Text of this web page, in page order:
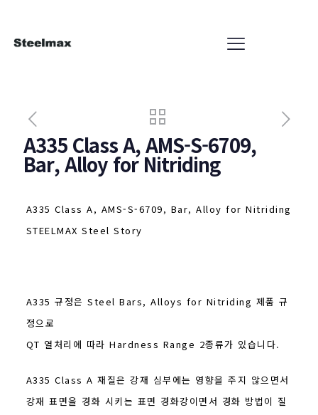
A335 Class A, AMS-S-6709,
Bar, Alloy for Nitriding
A335 Class A, AMS-S-6709, Bar, Alloy for Nitriding
STEELMAX Steel Story
A335 규정은 Steel Bars, Alloys for Nitriding 제품 규
정으로
QT 열처리에 따라 Hardness Range 2종류가 있습니다.
A335 Class A 재질은 강재 심부에는 영향을 주지 않으면서
강재 표면을 경화 시키는 표면 경화강이면서 경화 방법이 질